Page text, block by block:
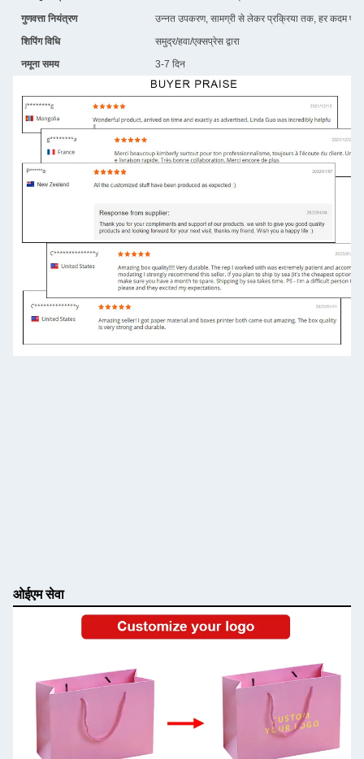
गुणवत्ता नियंत्रण
उन्नत उपकरण, सामग्री से लेकर प्रक्रिया तक, हर कदम पर
शिपिंग विधि
समुद्र/हवा/एक्सप्रेस द्वारा
नमूना समय
3-7 दिन
ओईएम सेवा